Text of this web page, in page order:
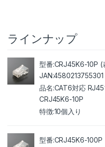
ラインナップ
CRJ45K6-10P (
4580213755301
CAT6対応 RJ45
CRJ45K6-10P
10個入り
CRJ45K6-100P